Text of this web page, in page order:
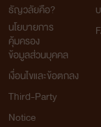
ธัญวลัยคือ?
นโยบายการ
คุ้มครอง
ข้อมูลส่วนบุคคล
เงื่อนไขและข้อตกลง
Third-Party
Notice